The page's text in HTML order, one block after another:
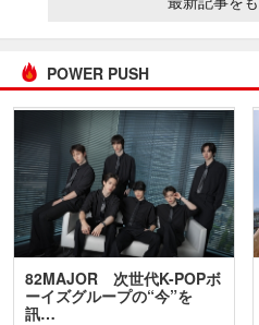
POWER PUSH
82MAJOR 次世代K-POPボ
ーイズグループの“今”を
訊…